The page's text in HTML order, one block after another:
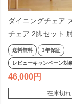
ダイニングチェア
チェア 2脚セット
け付き ひじ付き ア
木製 天然木 省スペース 合皮 レ
ザー アイボリー グ
ン 丈夫 シンプル
送料無料 3年保証
レビューキャンペーン対
46,000
在庫切れ